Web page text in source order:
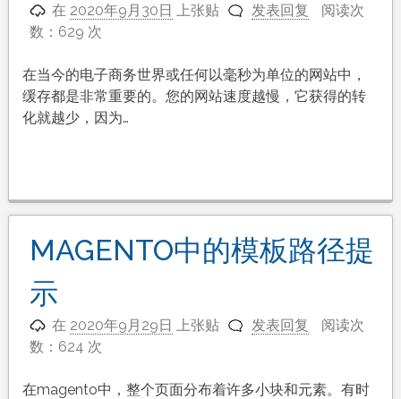
在 2020年9月30日 上张贴 发表回复
阅读次
数：629 次
在当今的电子商务世界或任何以毫秒为单位的网站中，
缓存都是非常重要的。您的网站速度越慢，它获得的转
化就越少，因为…
MAGENTO中的模板路径提
示
在 2020年9月29日 上张贴 发表回复
阅读次
数：624 次
在magento中，整个页面分布着许多小块和元素。有时